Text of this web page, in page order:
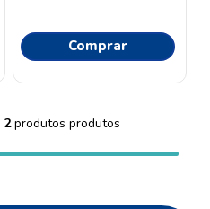
Comprar
2produtos